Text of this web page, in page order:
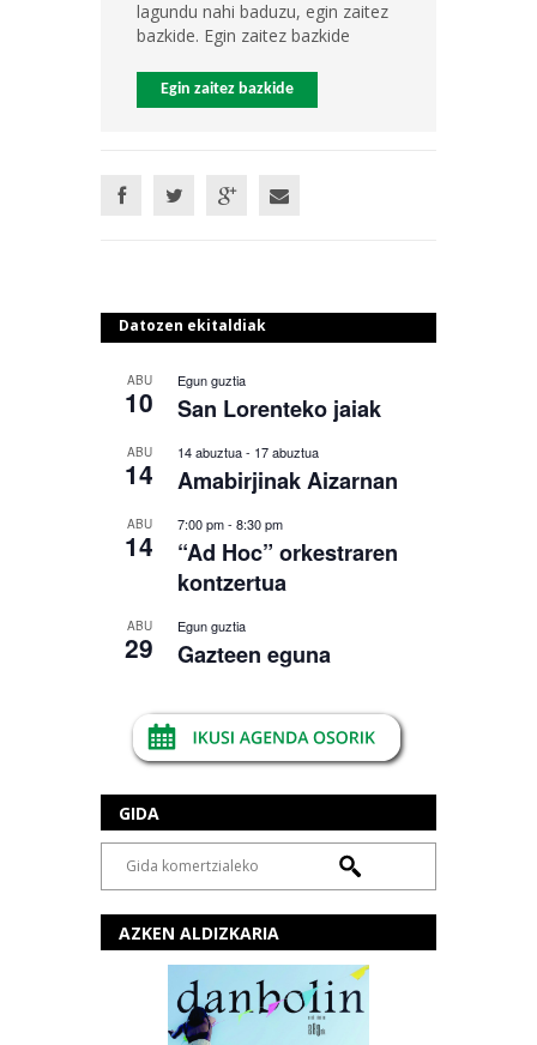
lagundu nahi baduzu, egin zaitez
bazkide. Egin zaitez bazkide
Egin zaitez bazkide
Datozen ekitaldiak
ABU
10
Egun guztia
San Lorenteko jaiak
ABU
14
14 abuztua- 17 abuztua
Amabirjinak Aizarnan
ABU
14
7:00 pm- 8:30 pm
“Ad Hoc” orkestraren
kontzertua
ABU
29
Egun guztia
Gazteen eguna
GIDA
AZKEN ALDIZKARIA